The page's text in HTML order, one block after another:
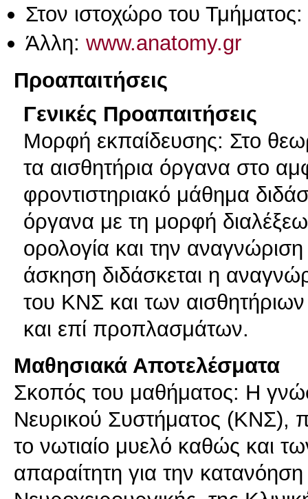
Στον ιστοχώρο του Τμήματος:
Άλλη: www.anatomy.gr
Προαπαιτήσεις
Γενικές Προαπαιτήσεις
Μορφή εκπαίδευσης: Στο
τα αισθητήρια όργανα στο
φροντιστηριακό μάθημα
όργανα με τη μορφή
ορολογία και την
άσκηση διδάσκεται η
του ΚΝΣ και των
και επί προπλασμάτων.
Μαθησιακά Αποτελέσματα
Σκοπός του μαθήματος: Η
Νευρικού Συστήματος (ΚΝΣ),
το νωτιαίο μυελό καθώς και
απαραίτητη για την